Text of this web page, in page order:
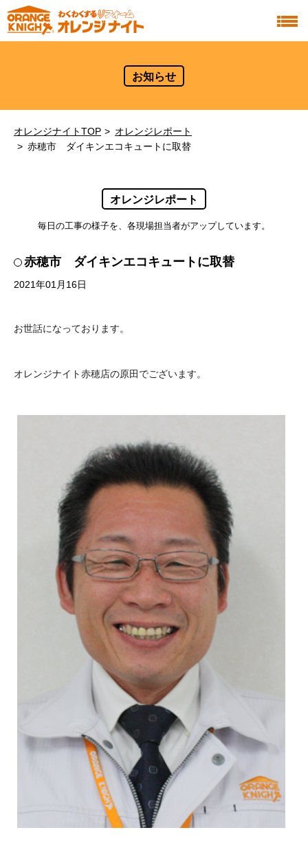
お知らせ
オレンジナイトTOP
オレンジレポート
赤穂市 ダイキンエコキュートに取替
オレンジレポート
毎日の工事の様子を、各現場担当者がアップしています。
赤穂市 ダイキンエコキュートに取替
2021年01月16日
お世話になっております。
オレンジナイト赤穂店の原田でございます。